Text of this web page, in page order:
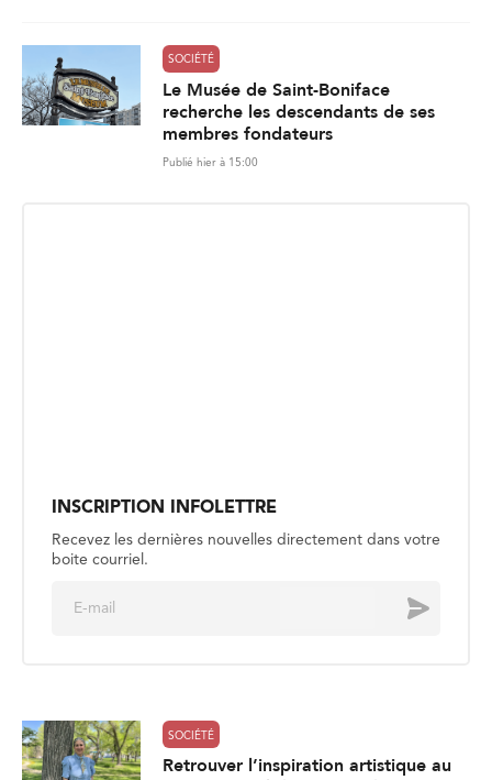
SOCIÉTÉ
Le Musée de Saint-Boniface
recherche les descendants de ses
membres fondateurs
Publié hier à 15:00
l
Retrouver l’inspiration artistique au
La sécurité aquatique, un enjeu
estival